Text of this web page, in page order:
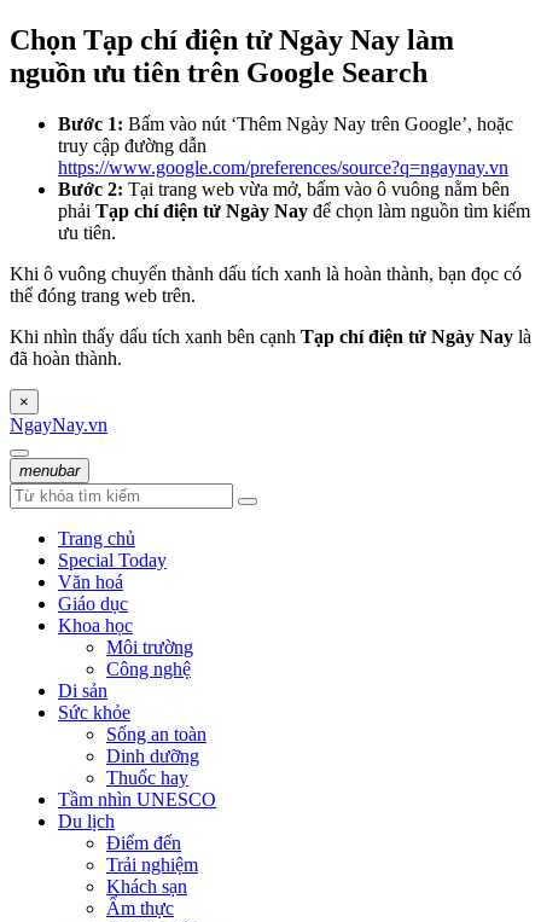
Chọn Tạp chí điện tử Ngày Nay làm
nguồn ưu tiên trên Google Search
Bước 1: Bấm vào nút ‘Thêm Ngày Nay trên Google’, hoặc
truy cập đường dẫn
https://www.google.com/preferences/source?q=ngaynay.vn
Bước 2: Tại trang web vừa mở, bấm vào ô vuông nằm bên
phải Tạp chí điện tử Ngày Nay để chọn làm nguồn tìm kiếm
ưu tiên.
Khi ô vuông chuyển thành dấu tích xanh là hoàn thành, bạn đọc có
thể đóng trang web trên.
Khi nhìn thấy dấu tích xanh bên cạnh Tạp chí điện tử Ngày Nay là
đã hoàn thành.
×
NgayNay.vn
menubar
Trang chủ
Special Today
Văn hoá
Giáo dục
Khoa học
Môi trường
Công nghệ
Di sản
Sức khỏe
Sống an toàn
Dinh dưỡng
Thuốc hay
Tầm nhìn UNESCO
Du lịch
Điểm đến
Trải nghiệm
Khách sạn
Ẩm thực